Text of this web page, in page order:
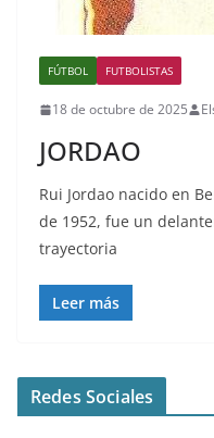
FÚTBOL FUTBOLISTAS
18 de octubre de 2025
JORDAO
Rui Jordao nacido en
de 1952, fue un
trayectoria
Leer más
Redes Sociales